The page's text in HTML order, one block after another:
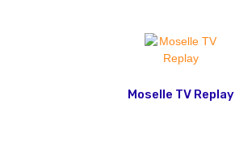
Moselle TV Replay